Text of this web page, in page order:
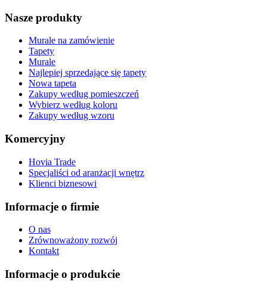
Nasze produkty
Murale na zamówienie
Tapety
Murale
Najlepiej sprzedające się tapety
Nowa tapeta
Zakupy według pomieszczeń
Wybierz według koloru
Zakupy według wzoru
Komercyjny
Hovia Trade
Specjaliści od aranżacji wnętrz
Klienci biznesowi
Informacje o firmie
O nas
Zrównoważony rozwój
Kontakt
Informacje o produkcie